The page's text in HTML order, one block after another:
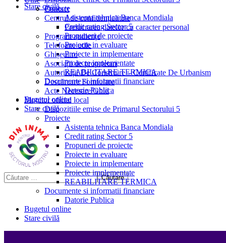
Stare civilă
Proiecte
Asistenta tehnica Banca Mondiala
Credit rating Sector 5
Propuneri de proiecte
Proiecte in evaluare
Proiecte in implementare
Proiecte implementate
REABILITARE TERMICA
Documente si informatii financiare
Datorie Publica
Bugetul online
Stare civilă
Contact
Centrul de confidențialitate
Prelucrarea datelor cu caracter personal
Program audiențe
Telefoane utile
Ghișeul.ro
Asociații de proprietari
Autorizații De Construire – Certificate De Urbanism
Descărcare Formulare
Acte Necesare/Ghid
Monitor oficial local
Dispozitiile emise de Primarul Sectorului 5
Proiecte
Asistenta tehnica Banca Mondiala
Credit rating Sector 5
Propuneri de proiecte
Proiecte in evaluare
Proiecte in implementare
Proiecte implementate
REABILITARE TERMICA
Documente si informatii financiare
Datorie Publica
Bugetul online
Stare civilă